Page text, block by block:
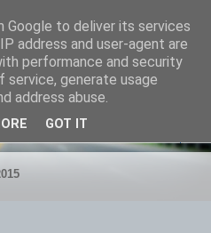
Google to deliver its services
address and user-agent are
performance and security
generate usage
address abuse.
GOT IT